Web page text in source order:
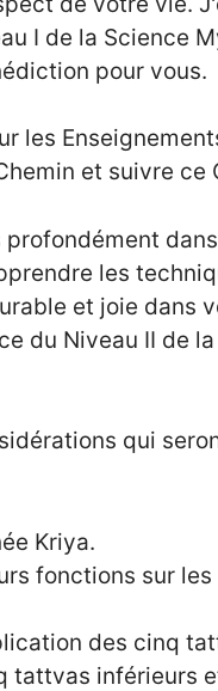
I de la Science
pour vous.
les
et suivre ce
les
et joie dans
du Niveau II de
qui
Kriya.
fonctions sur
des cinq
tattvas inférieurs